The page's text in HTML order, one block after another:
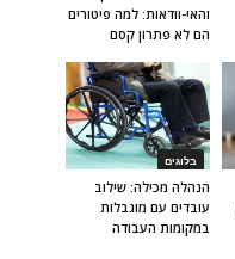
והאי-וודאות: למה פיטורים
הם לא פתרון קסם
בלוגים
הנהלה מכילה: שילוב
עובדים עם מוגבלות
במקומות העבודה